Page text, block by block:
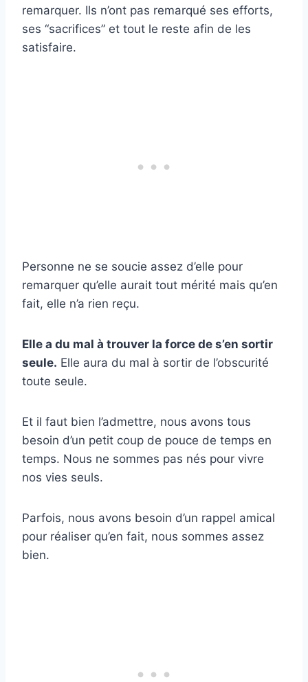
remarquer. Ils n’ont pas remarqué ses efforts,
ses “sacrifices” et tout le reste afin de les
satisfaire.
Personne ne se soucie assez d’elle pour
remarquer qu’elle aurait tout mérité mais qu’en
fait, elle n’a rien reçu.
Elle a du mal à trouver la force de s’en sortir
seule. Elle aura du mal à sortir de l’obscurité
toute seule.
Et il faut bien l’admettre, nous avons tous
besoin d’un petit coup de pouce de temps en
temps. Nous ne sommes pas nés pour vivre
nos vies seuls.
Parfois, nous avons besoin d’un rappel amical
pour réaliser qu’en fait, nous sommes assez
bien.